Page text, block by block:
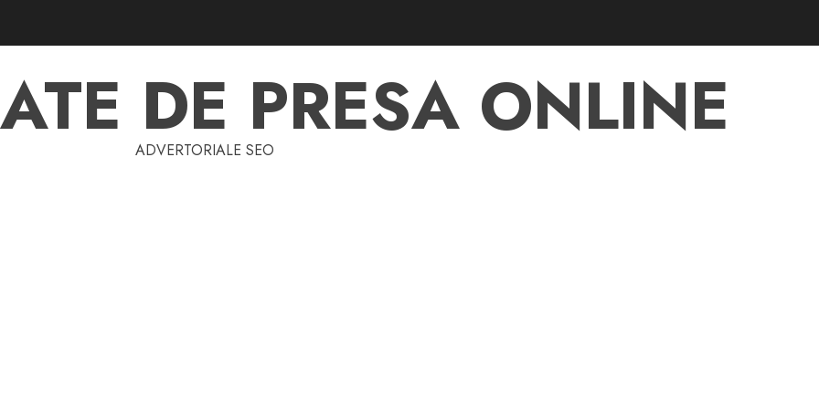
DE PRESA ONLINE
ADVERTORIALE SEO